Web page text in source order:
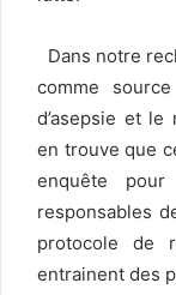
Dans notre
comme
d’asepsie et le
en trouve que
enquête pour
responsables
protocole de
entrainent des